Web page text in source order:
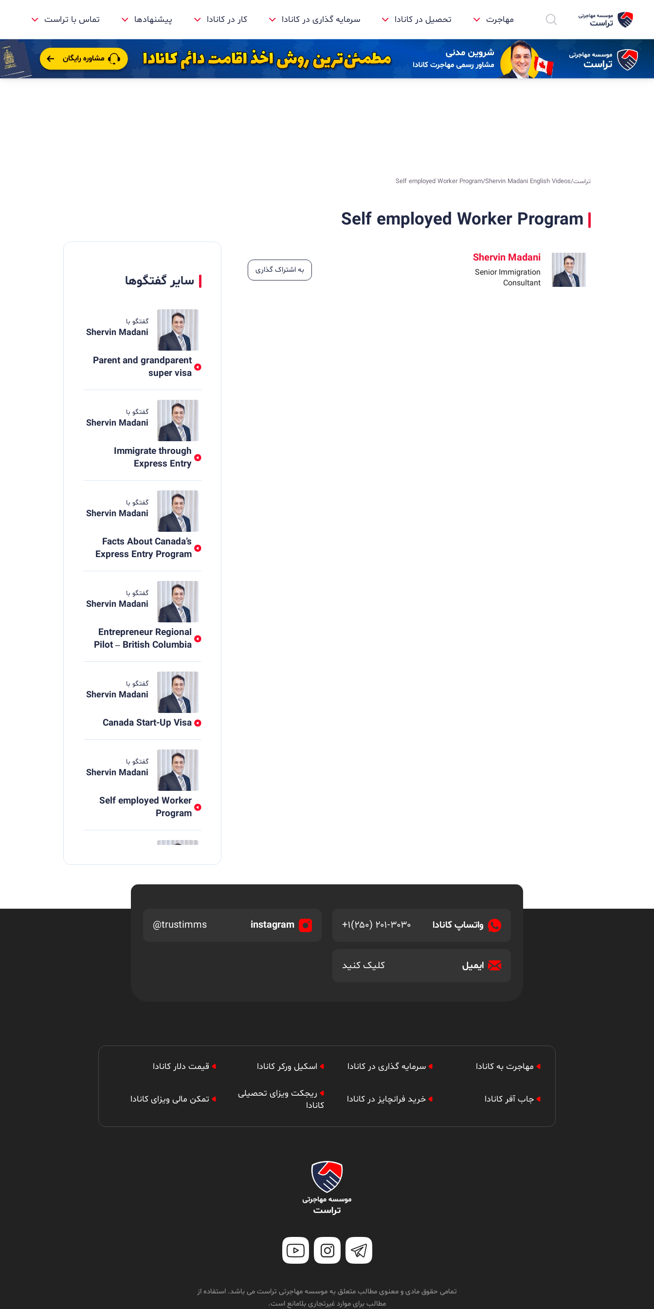
مهاجرت تحصیل در کانادا سرمایه گذاری در کانادا کار در کانادا پیشنهادها تماس با تراست
تراست/
Shervin Madani English Videos
/
Self employed Worker Program
Self employed Worker Program
Shervin Madani
Senior Immigration
Consultant
به اشتراک گذاری
سایر گفتگوها
گفتگو با
Shervin Madani
Parent and grandparent
super visa
گفتگو با
Shervin Madani
Immigrate through
Express Entry
گفتگو با
Shervin Madani
Facts About Canada’s
Express Entry Program
گفتگو با
Shervin Madani
Entrepreneur Regional
Pilot – British Columbia
گفتگو با
Shervin Madani
Canada Start-Up Visa
گفتگو با
Shervin Madani
Self employed Worker
Program
Shervin Madani
Intra-company transfers
Owner Operator
گفتگو با
واتساپ کانادا +۱(۲۵۰) ۲۰۱-۳۰۳۰ instagram
@trustimms
ایمیل کلیک کنید
مهاجرت به کانادا سرمایه گذاری در کانادا اسکیل ورکر کانادا قیمت دلار کانادا
جاب آفر کانادا خرید فرانچایز در کانادا
ریجکت ویزای تحصیلی
کانادا
تمکن مالی ویزای کانادا
تمامی حقوق مادی و معنوی مطالب متعلق به موسسه مهاجرتی تراست می باشد. استفاده از
مطالب برای موارد غیرتجاری بلامانع است.